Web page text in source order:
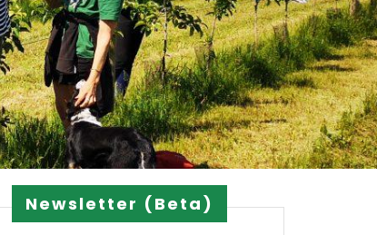
Newsletter (Beta)